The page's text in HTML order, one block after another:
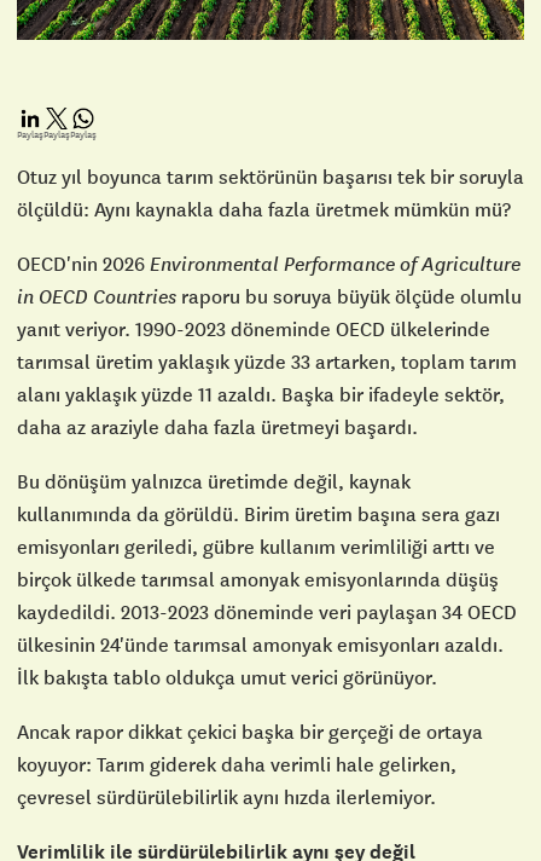
PaylaşPaylaşPaylaş
Otuz yıl boyunca tarım sektörünün başarısı tek bir soruyla
ölçüldü: Aynı kaynakla daha fazla üretmek mümkün mü?
OECD'nin 2026 Environmental Performance of Agriculture
in OECD Countries raporu bu soruya büyük ölçüde olumlu
yanıt veriyor. 1990-2023 döneminde OECD ülkelerinde
tarımsal üretim yaklaşık yüzde 33 artarken, toplam tarım
alanı yaklaşık yüzde 11 azaldı. Başka bir ifadeyle sektör,
daha az araziyle daha fazla üretmeyi başardı.
Bu dönüşüm yalnızca üretimde değil, kaynak
kullanımında da görüldü. Birim üretim başına sera gazı
emisyonları geriledi, gübre kullanım verimliliği arttı ve
birçok ülkede tarımsal amonyak emisyonlarında düşüş
kaydedildi. 2013-2023 döneminde veri paylaşan 34 OECD
ülkesinin 24'ünde tarımsal amonyak emisyonları azaldı.
İlk bakışta tablo oldukça umut verici görünüyor.
Ancak rapor dikkat çekici başka bir gerçeği de ortaya
koyuyor: Tarım giderek daha verimli hale gelirken,
çevresel sürdürülebilirlik aynı hızda ilerlemiyor.
Verimlilik ile sürdürülebilirlik aynı şey değil